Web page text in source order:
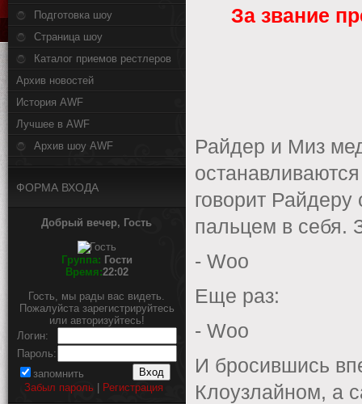
Подготовка шоу
Страница шоу
Каталог приемов рестлеров
Архив новостей
История AWF
Лучшее в AWF
Архив шоу AWF
ФОРМА ВХОДА
Добрый вечер, Гость
Группа: Гости
Время:22:02
Гость, мы рады вас видеть.
Пожалуйста зарегистрируйтесь
или авторизуйтесь!
Логин:
Пароль:
запомнить
Забыл пароль
Регистрация
За звание
Райдер и Миз
говорит
пальцем в себя.
- Woo
Еще раз:
- Woo
И бросившись
Клоузлайном, а